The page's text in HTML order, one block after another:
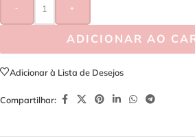
- +
ADICIONAR AO
Adicionar à Lista de Desejos
Compartilhar: